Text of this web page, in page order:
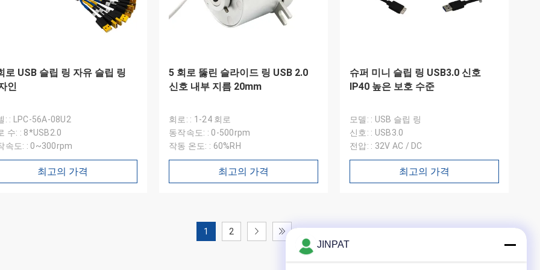
로 USB 슬립 링 자유 슬립 링
인
: : LPC-56A-08U2
수: : 8*USB2.0
속도: : 0~300rpm
최고의 가격
5 회로 뚫린 슬라이드 링 USB 2.0
신호 내부 지름 20mm
회로: : 1-24 회로
동작속도: : 0-500rpm
작동 온도: : 60%RH
최고의 가격
슈퍼 미니 슬립 링 USB3.0 신호
IP40 높은 보호 수준
모델: : USB 슬립 링
신호: : USB3.0
전압: : 32V AC / DC
최고의 가격
1 2
JINPAT